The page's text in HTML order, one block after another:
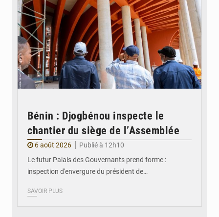
Bénin : Djogbénou inspecte le
chantier du siège de l’Assemblée
6 août 2026
Publié à 12h10
Le futur Palais des Gouvernants prend forme :
inspection d'envergure du président de…
SAVOIR PLUS